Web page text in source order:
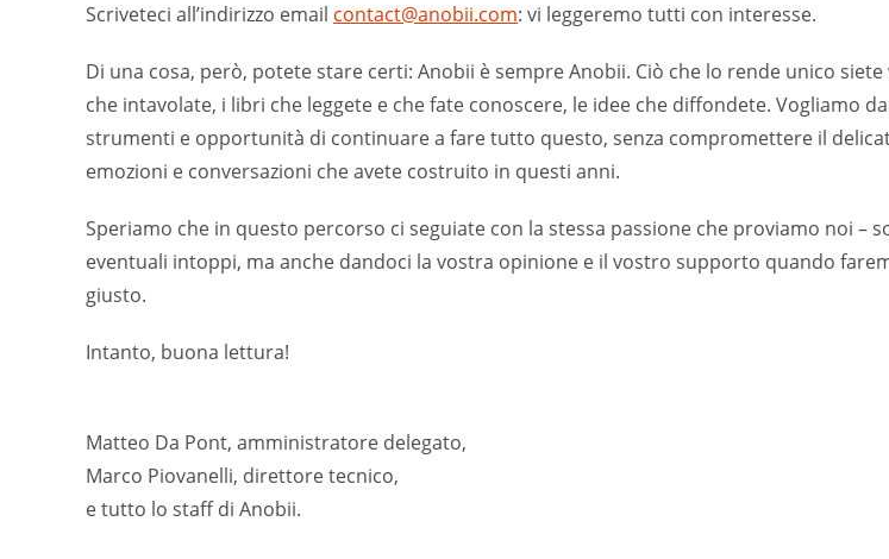
Scriveteci all’indirizzo email contact@anobii.com: vi leggeremo tutti con interesse.
Di una cosa, però, potete stare certi: Anobii è sempre Anobii. Ciò che lo rende unico siete
che intavolate, i libri che leggete e che fate conoscere, le idee che diffondete. Vogliamo
strumenti e opportunità di continuare a fare tutto questo, senza compromettere il
emozioni e conversazioni che avete costruito in questi anni.
Speriamo che in questo percorso ci seguiate con la stessa passione che proviamo noi –
eventuali intoppi, ma anche dandoci la vostra opinione e il vostro supporto quando
giusto.
Intanto, buona lettura!
Matteo Da Pont, amministratore delegato,
Marco Piovanelli, direttore tecnico,
e tutto lo staff di Anobii.